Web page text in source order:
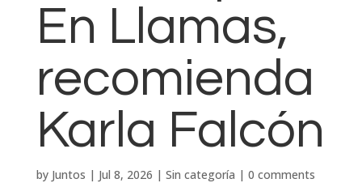
En Llamas,
recomienda
Karla Falcón
by Juntos | Jul 8, 2026 | Sin categoría | 0 comments